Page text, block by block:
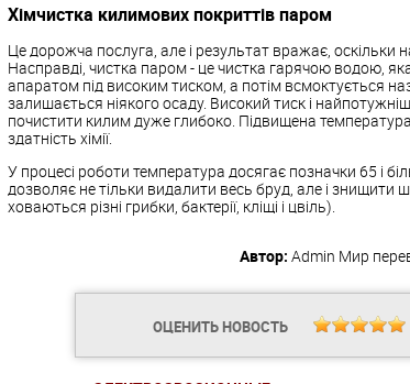
Хімчистка килимових покриттів паром
Це дорожча послуга, але і результат вражає, оскільки
Насправді, чистка паром - це чистка гарячою водою,
апаратом під високим тиском, а потім всмоктується
залишається ніякого осаду. Високий тиск і
почистити килим дуже глибоко. Підвищена
здатність хімії.
У процесі роботи температура досягає позначки 65 і
дозволяє не тільки видалити весь бруд, але і знищити
ховаються різні грибки, бактерії, кліщі і цвіль).
Автор: Admin Мир
ОЦЕНИТЬ НОВОСТЬ